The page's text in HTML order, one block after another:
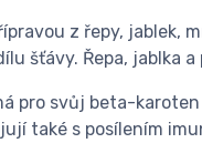
z řepy, jablek,
šťávy. Řepa, jablka
pro svůj beta-
také s posílením